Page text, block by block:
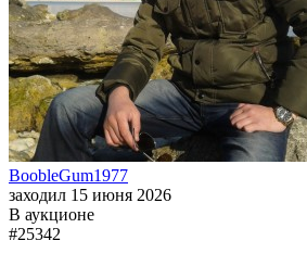
BoobleGum1977
заходил 15 июня 2026
В аукционе
#25342